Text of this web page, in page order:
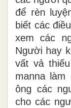
để rèn
biết các
xem các
Người hay
vất vả
manna
ông các
cho các